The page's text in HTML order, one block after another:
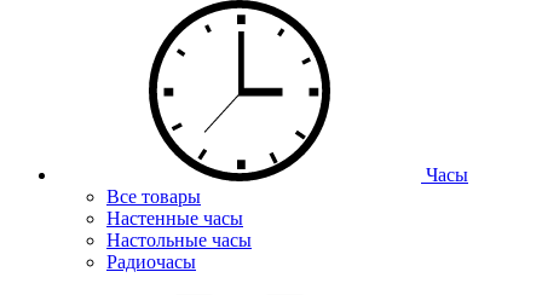
Часы
Все товары
Настенные часы
Настольные часы
Радиочасы